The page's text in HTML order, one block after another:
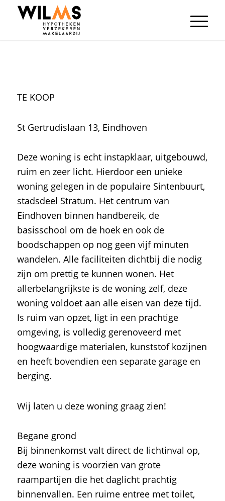
TE KOOP
St Gertrudislaan 13, Eindhoven
Deze woning is echt instapklaar, uitgebouwd,
ruim en zeer licht. Hierdoor een unieke
woning gelegen in de populaire Sintenbuurt,
stadsdeel Stratum. Het centrum van
Eindhoven binnen handbereik, de
basisschool om de hoek en ook de
boodschappen op nog geen vijf minuten
wandelen. Alle faciliteiten dichtbij die nodig
zijn om prettig te kunnen wonen. Het
allerbelangrijkste is de woning zelf, deze
woning voldoet aan alle eisen van deze tijd.
Is ruim van opzet, ligt in een prachtige
omgeving, is volledig gerenoveerd met
hoogwaardige materialen, kunststof kozijnen
en heeft bovendien een separate garage en
berging.
Wij laten u deze woning graag zien!
Begane grond
Bij binnenkomst valt direct de lichtinval op,
deze woning is voorzien van grote
raampartijen die het daglicht prachtig
binnenvallen. Een ruime entree met toilet,